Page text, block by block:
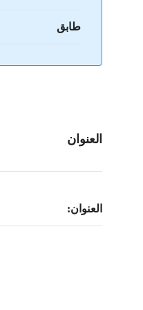
طابق
العنوان
العنوان: